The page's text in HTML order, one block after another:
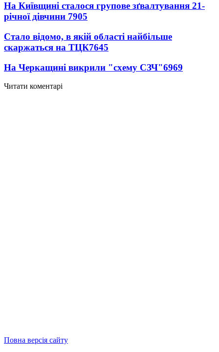
На Київщині сталося групове зґвалтування 21-
річної дівчини 7905
Стало відомо, в якій області найбільше
скаржаться на ТЦК7645
На Черкащині викрили "схему СЗЧ"6969
Читати коментарі
Повна версія сайту